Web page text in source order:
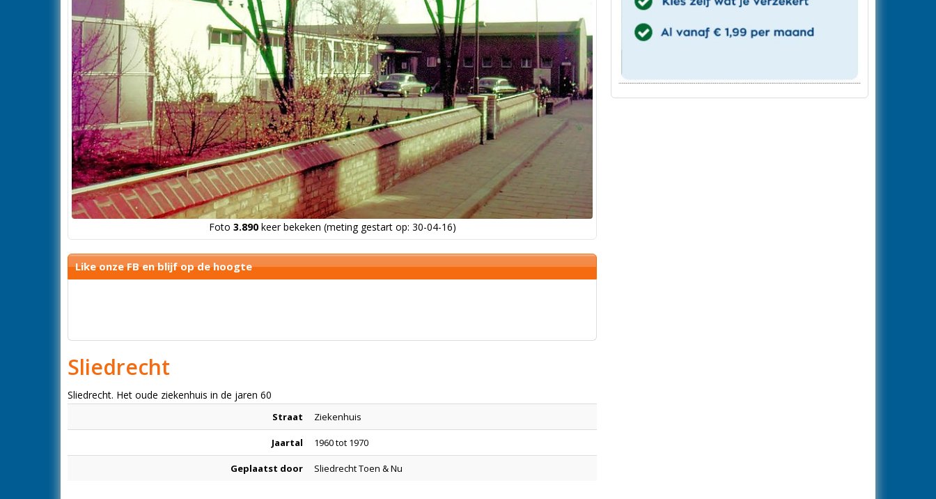
Foto 3.890keer bekeken (meting gestart op: 30-04-16)
Like onze FB en blijf op de hoogte
Sliedrecht
Sliedrecht. Het oude ziekenhuis in de jaren 60
Straat Ziekenhuis
Jaartal 1960 tot 1970
Geplaatst door Sliedrecht Toen & Nu